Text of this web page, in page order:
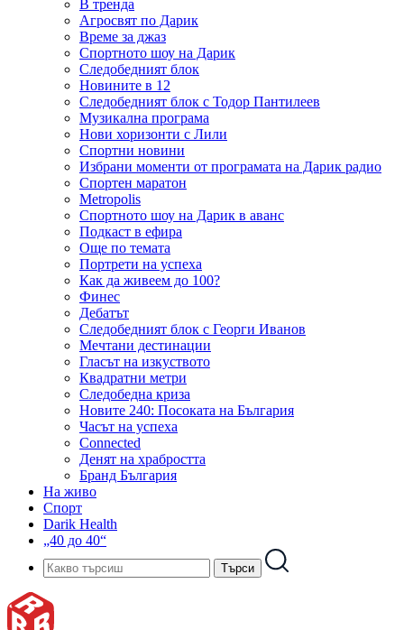
В тренда
Агросвят по Дарик
Време за джаз
Спортното шоу на Дарик
Следобедният блок
Новините в 12
Следобедният блок с Тодор Пантилеев
Музикална програма
Нови хоризонти с Лили
Спортни новини
Избрани моменти от програмата на Дарик радио
Спортен маратон
Metropolis
Спортното шоу на Дарик в аванс
Подкаст в ефира
Още по темата
Портрети на успеха
Как да живеем до 100?
Финес
Дебатът
Следобедният блок с Георги Иванов
Мечтани дестинации
Гласът на изкуството
Квадратни метри
Следобедна криза
Новите 240: Посоката на България
Часът на успеха
Connected
Денят на храбростта
Бранд България
На живо
Спорт
Darik Health
„40 до 40“